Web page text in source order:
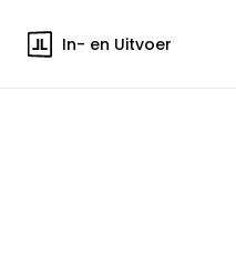
In- en Uitvoer